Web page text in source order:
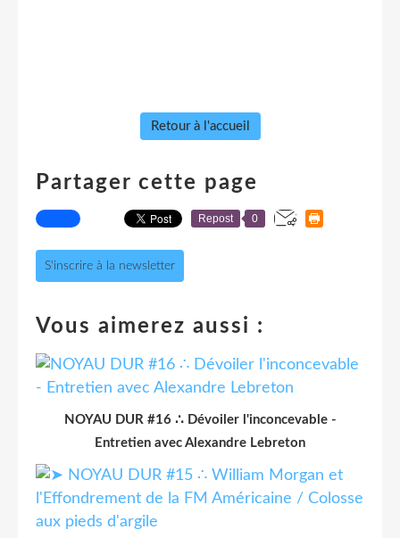
Retour à l'accueil
Partager cette page
Repost 0
S'inscrire à la newsletter
Vous aimerez aussi :
NOYAU DUR #16 ∴ Dévoiler l'inconcevable -
Entretien avec Alexandre Lebreton